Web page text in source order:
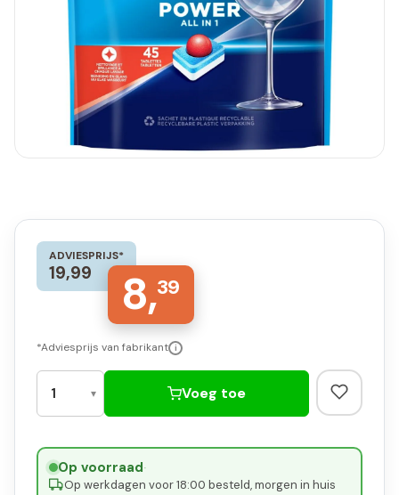
ADVIESPRIJS*
19,99 8,39
*Adviesprijs van fabrikant i
Voeg toe
Op voorraad·
Op werkdagen voor 18:00 besteld, morgen in huis